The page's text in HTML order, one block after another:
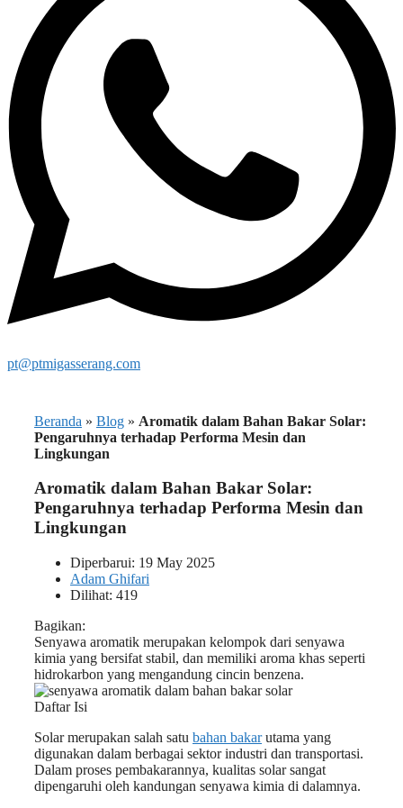
pt@ptmigasserang.com
Beranda » Blog » Aromatik dalam Bahan Bakar Solar:
Pengaruhnya terhadap Performa Mesin dan
Lingkungan
Aromatik dalam Bahan Bakar Solar:
Pengaruhnya terhadap Performa Mesin dan
Lingkungan
Diperbarui: 19 May 2025
Adam Ghifari
Dilihat: 419
Bagikan:
Senyawa aromatik merupakan kelompok dari senyawa
kimia yang bersifat stabil, dan memiliki aroma khas seperti
hidrokarbon yang mengandung cincin benzena.
Daftar Isi
Solar merupakan salah satu bahan bakarutama yang
digunakan dalam berbagai sektor industri dan transportasi.
Dalam proses pembakarannya, kualitas solar sangat
dipengaruhi oleh kandungan senyawa kimia di dalamnya.